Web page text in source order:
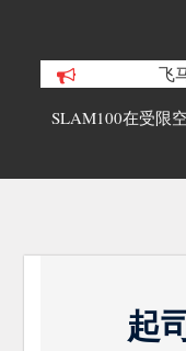
飞
SLAM100在受限
起